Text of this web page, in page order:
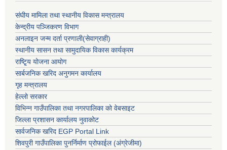
संघीय मामिला तथा स्थानीय विकास मन्त्रालय
केन्द्रीय पञ्जिकरण विभाग
अनलाइन जन्म दर्ता प्रणाली(सेवाग्राही)
स्थानीय सासन तथा सामुदायिक विकास कार्यक्रम
राष्टि्ृय योजना आयोग
सार्बजनिक खरिद अनुगमन कार्यालय
गृह मन्त्रालय
हेल्लो सरकार
विभिन्न गाउँपालिका तथा नगरपालिका को वेबसाइट
जिल्ला प्रशासन कार्यालय नुवाकोट
सार्वजनिक खरिद EGP Portal Link
शिवपुरी गाउँपालिका पुनर्निर्माण प्रोफाईल (अंग्रेजीमा)